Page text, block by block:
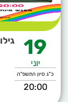
19
יוני
כ"ג סיון התשפ"ה
20:00